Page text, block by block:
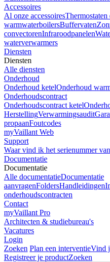
Accessoires
Al onze accessoiresThermostaten
warmwaterboilersBuffervaten
convectorenInfraroodpanelen
waterverwarmers
Diensten
Diensten
Alle diensten
Onderhoud
Onderhoud ketelOnderhoud
Onderhoudscontract
Onderhoudscontract ketel
HerstellingVerwarmingsaudit
propaanFoutcodes
myVaillant Web
Support
Waar vind ik het serienummer
Documentatie
Documentatie
Alle documentatieDocumentatie
aanvragenFoldersHandleidingen
onderhoudscontracten
Contact
myVaillant Pro
Architecten & studiebureau's
Vacatures
Login
Zoeken Plan een interventieVind
Registreer je productZoeken